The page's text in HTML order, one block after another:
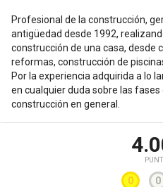
Profesional de la construcción,
antigüedad desde 1992,
construcción de una casa, desde
reformas, construcción de
Por la experiencia adquirida a lo
en cualquier duda sobre las
construcción en general.
0 0